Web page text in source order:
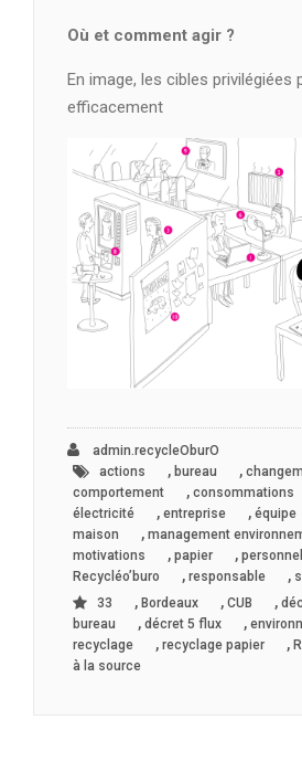
Où et comment agir ?
En image, les cibles privilégiées
efficacement
admin.recycleOburO
actions
, bureau ,
comportement , consommations
électricité , entreprise , équipe
maison , management
motivations , papier ,
Recycléo’buro , responsable ,
33
, Bordeaux , CUB ,
bureau
, décret 5 flux ,
recyclage , recyclage papier ,
à la source